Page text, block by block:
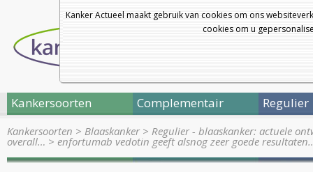
Kanker Actueel maakt gebruik van cookies om ons
cookies om u
Kankersoorten Complementair Regulier
Kankersoorten > Blaaskanker> Regulier - blaaskanker: actuele
overall… > enfortumab vedotin geeft alsnog zeer goede